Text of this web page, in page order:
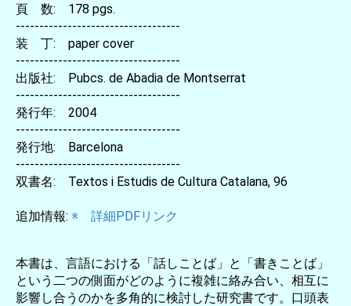
頁 数: 178 pgs.
-----------------------------------
装 丁: paper cover
-----------------------------------
出版社: Pubcs. de Abadia de Montserrat
-----------------------------------
発行年: 2004
-----------------------------------
発行地: Barcelona
-----------------------------------
双書名: Textos i Estudis de Cultura Catalana, 96
追加情報: ※ 詳細PDFリンク
本書は、言語における「話しことば」と「書きことば」
という二つの側面がどのように複雑に絡み合い、相互に
影響し合うのかを多角的に検討した研究書です。口頭表